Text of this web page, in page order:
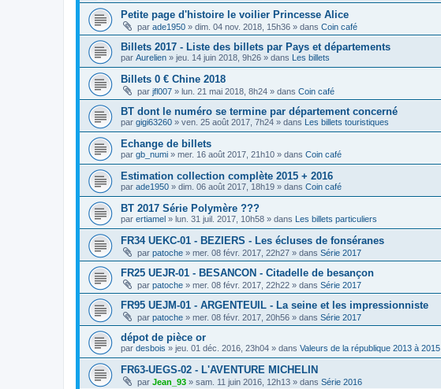
Petite page d'histoire le voilier Princesse Alice
par ade1950 » dim. 04 nov. 2018, 15h36 » dans Coin café
Billets 2017 - Liste des billets par Pays et départements
par Aurelien » jeu. 14 juin 2018, 9h26 » dans Les billets
Billets 0 € Chine 2018
par jfl007 » lun. 21 mai 2018, 8h24 » dans Coin café
BT dont le numéro se termine par département concerné
par gigi63260 » ven. 25 août 2017, 7h24 » dans Les billets touristiques
Echange de billets
par gb_numi » mer. 16 août 2017, 21h10 » dans Coin café
Estimation collection complète 2015 + 2016
par ade1950 » dim. 06 août 2017, 18h19 » dans Coin café
BT 2017 Série Polymère ???
par ertiamel » lun. 31 juil. 2017, 10h58 » dans Les billets particuliers
FR34 UEKC-01 - BEZIERS - Les écluses de fonséranes
par patoche » mer. 08 févr. 2017, 22h27 » dans Série 2017
FR25 UEJR-01 - BESANCON - Citadelle de besançon
par patoche » mer. 08 févr. 2017, 22h22 » dans Série 2017
FR95 UEJM-01 - ARGENTEUIL - La seine et les impressionniste
par patoche » mer. 08 févr. 2017, 20h56 » dans Série 2017
dépot de pièce or
par desbois » jeu. 01 déc. 2016, 23h04 » dans Valeurs de la république 2013 à 2015
FR63-UEGS-02 - L'AVENTURE MICHELIN
par Jean_93 » sam. 11 juin 2016, 12h13 » dans Série 2016